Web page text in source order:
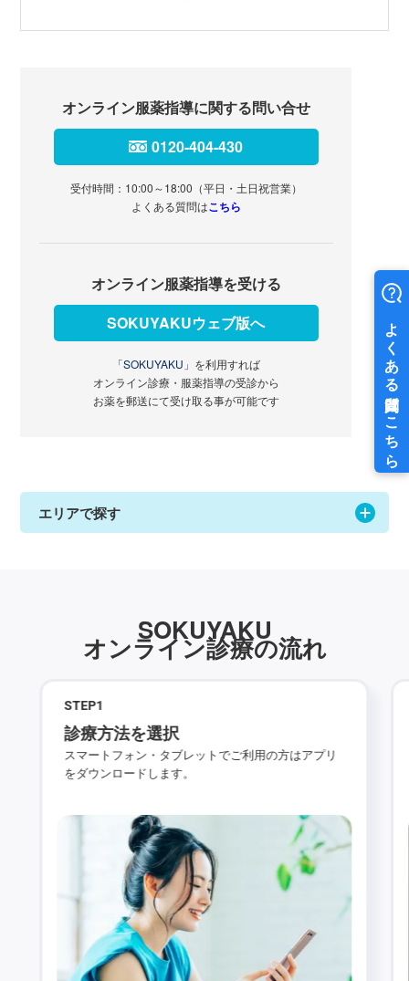
オンライン服薬指導に関する問い合せ
0120-404-430
受付時間：10:00～18:00（平日・土日祝営業）
よくある質問はこちら
オンライン服薬指導を受ける
SOKUYAKUウェブ版へ
「SOKUYAKU」 を利用すれば
オンライン診療・服薬指導の受診から
お薬を郵送にて受け取る事が可能です
エリアで探す
SOKUYAKU
オンライン診療の流れ
STEP1
診療方法を選択
スマートフォン・タブレットでご利用の方はアプリ
をダウンロードします。